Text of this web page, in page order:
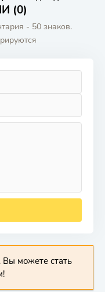
(0)
- 50 знаков.
можете стать